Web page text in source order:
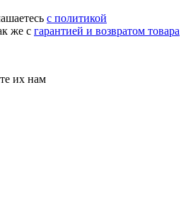
с политикой
же с гарантией и возвратом товара
их нам